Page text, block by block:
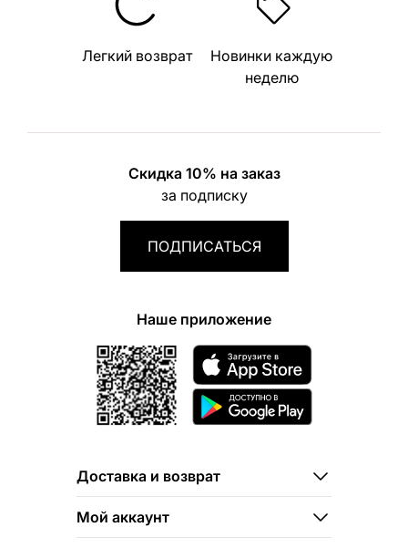
Легкий возврат
Новинки каждую
неделю
Скидка 10% на заказ
за подписку
ПОДПИСАТЬСЯ
Наше приложение
Доставка и возврат
Мой аккаунт